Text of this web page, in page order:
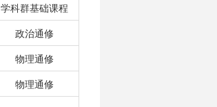
学科群基础课程
政治通修
物理通修
物理通修